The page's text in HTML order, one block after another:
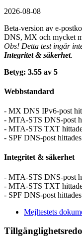
2026-08-08
Beta-version av e-
DNS, MX och mycket
Obs! Detta test ingår
Integritet & säkerhet.
Betyg: 3.55 av 5
Webbstandard
- MX DNS IPv6-post
- MTA-STS DNS-post
- MTA-STS TXT
- SPF DNS-post
Integritet & säkerhet
- MTA-STS DNS-post
- MTA-STS TXT
- SPF DNS-post
Mejltestets